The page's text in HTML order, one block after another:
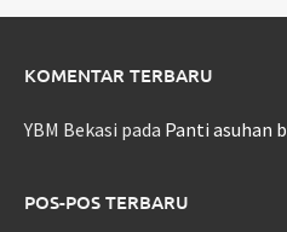
KOMENTAR TERBARU
YBM Bekasi pada Panti asuhan
POS-POS TERBARU